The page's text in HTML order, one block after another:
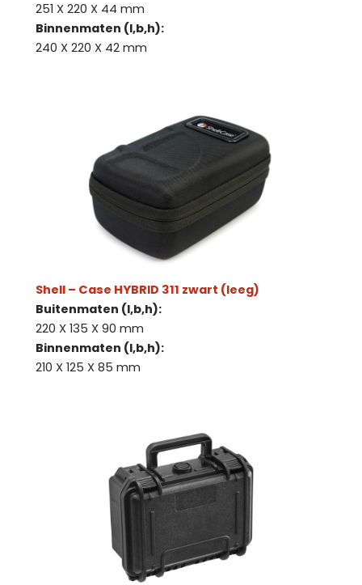
251 X 220 X 44 mm
Binnenmaten (l,b,h):
240 X 220 X 42 mm
Shell – Case HYBRID 311 zwart (leeg)
Buitenmaten (l,b,h):
220 X 135 X 90 mm
Binnenmaten (l,b,h):
210 X 125 X 85 mm